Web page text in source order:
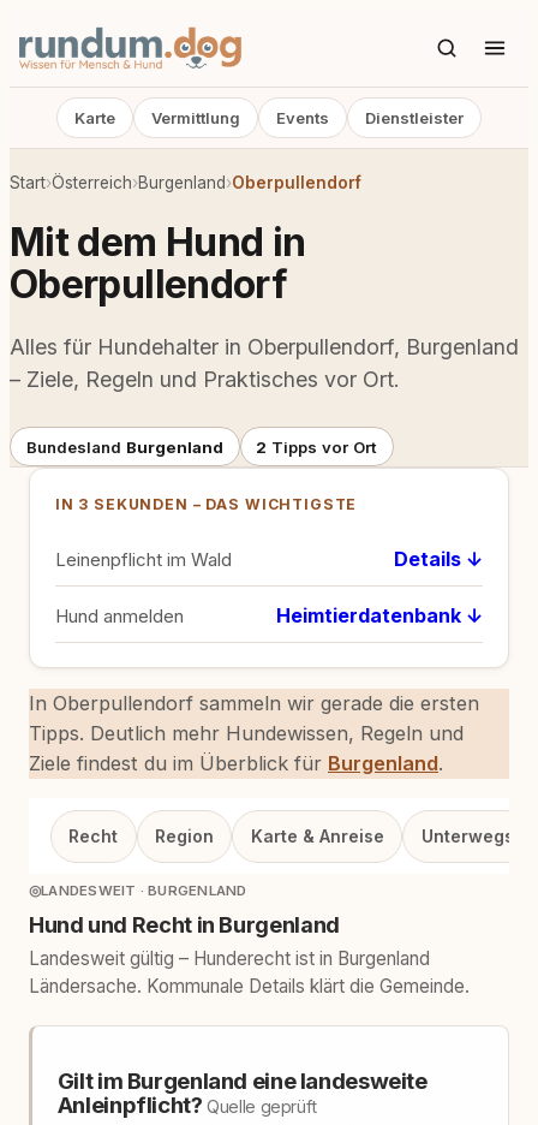
Karte Vermittlung Events Dienstleister
Start›Österreich›Burgenland›Oberpullendorf
Mit dem Hund in
Oberpullendorf
Alles für Hundehalter in Oberpullendorf, Burgenland
– Ziele, Regeln und Praktisches vor Ort.
Bundesland Burgenland 2 Tipps vor Ort
IN 3 SEKUNDEN – DAS WICHTIGSTE
Leinenpflicht im Wald Details ↓
Hund anmelden Heimtierdatenbank ↓
In Oberpullendorf sammeln wir gerade die ersten
Tipps. Deutlich mehr Hundewissen, Regeln und
Ziele findest du im Überblick für Burgenland.
Recht Region Karte & Anreise Unterwegs
◎LANDESWEIT · BURGENLAND
Hund und Recht in Burgenland
Landesweit gültig – Hunderecht ist in Burgenland
Ländersache. Kommunale Details klärt die Gemeinde.
Gilt im Burgenland eine landesweite
Anleinpflicht?Quelle geprüft